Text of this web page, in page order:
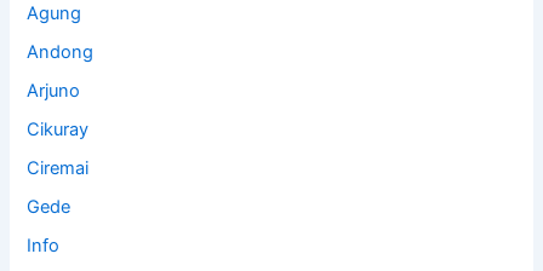
Agung
Andong
Arjuno
Cikuray
Ciremai
Gede
Info